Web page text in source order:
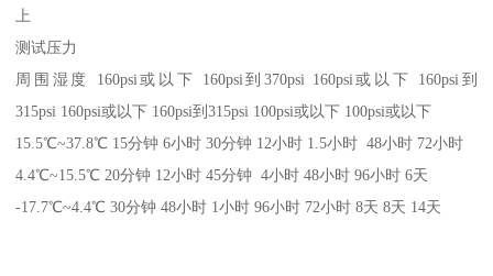
上
测试压力
周围湿度 160psi或以下 160psi到370psi 160psi或以下 160psi到
315psi 160psi或以下 160psi到315psi 100psi或以下 100psi或以下
15.5℃~37.8℃ 15分钟 6小时 30分钟 12小时 1.5小时 48小时 72小时
4.4℃~15.5℃ 20分钟 12小时 45分钟 4小时 48小时 96小时 6天
-17.7℃~4.4℃ 30分钟 48小时 1小时 96小时 72小时 8天 8天 14天